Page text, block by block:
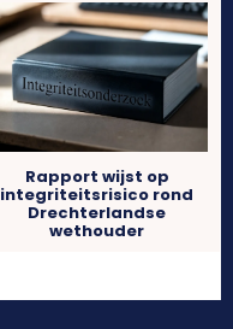
Rapport wijst op
integriteitsrisico rond
Drechterlandse
wethouder